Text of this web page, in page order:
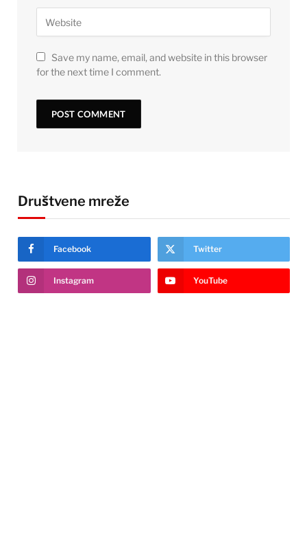
Save my name, email, and website in this browser
for the next time I comment.
Društvene mreže
Facebook Twitter
Instagram YouTube